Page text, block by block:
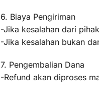
6. Biaya Pengiriman
-Jika kesalahan dari
-Jika kesalahan bukan
7. Pengembalian Dana
-Refund akan diproses